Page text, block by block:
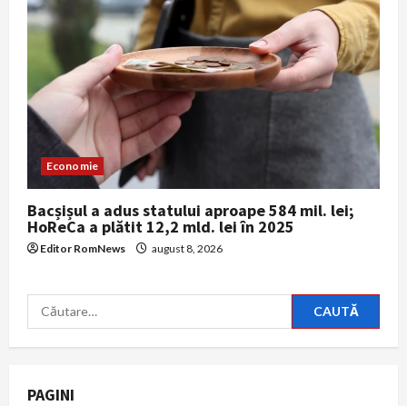
Economie
Bacșișul a adus statului aproape 584 mil. lei;
HoReCa a plătit 12,2 mld. lei în 2025
Editor RomNews august 8, 2026
Caută
după:
PAGINI